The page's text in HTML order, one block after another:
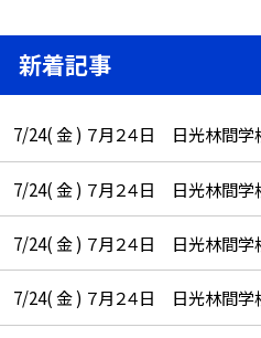
新着記事
7/24( 金 ) ７月２４日 日光林間
7/24( 金 ) ７月２４日 日光林間
7/24( 金 ) ７月２４日 日光林間
7/24( 金 ) ７月２４日 日光林間